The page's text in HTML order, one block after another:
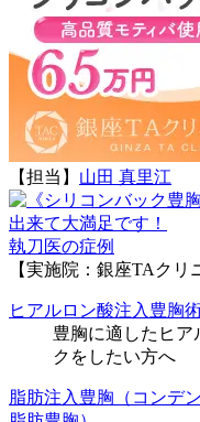
【担当】 山田 真里江
執刀医の症例
【実施院：銀座TAクリ
ヒアルロン酸注入豊胸
豊胸に適したヒア
クをしたい方へ
脂肪注入豊胸（コンデ